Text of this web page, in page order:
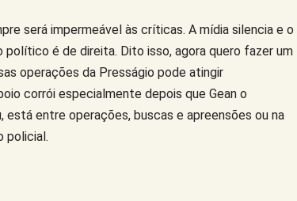
será impermeável às críticas. A mídia silencia e o
é de direita. Dito isso, agora quero fazer um
operações da Presságio pode atingir
corrói especialmente depois que Gean o
está entre operações, buscas e apreensões ou na
policial.